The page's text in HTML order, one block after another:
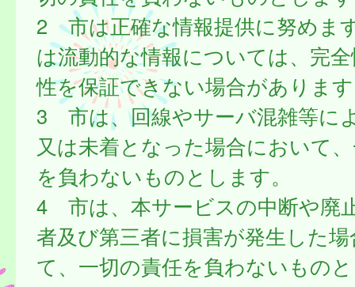
2 市は正確な情報提供に努めま
は流動的な情報については、完
性を保証できない場合がありま
3 市は、回線やサーバ混雑等に
又は未着となった場合において
を負わないものとします。
4 市は、本サービスの中断や廃
者及び第三者に損害が発生した
て、一切の責任を負わないもの